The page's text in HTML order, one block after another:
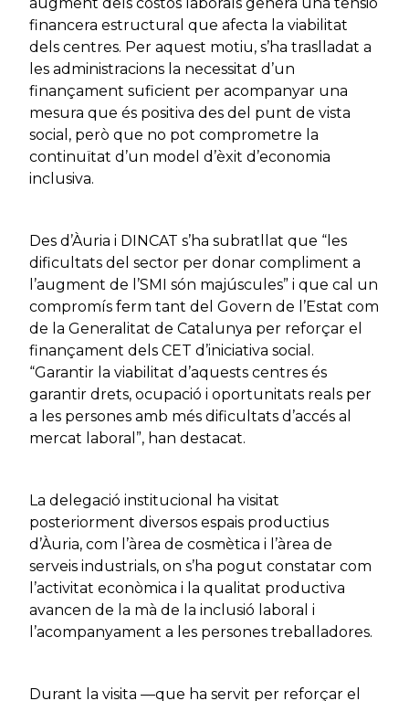
financera estructural que afecta la viabilitat
dels centres. Per aquest motiu, s’ha traslladat a
les administracions la necessitat d’un
finançament suficient per acompanyar una
mesura que és positiva des del punt de vista
social, però que no pot comprometre la
continuïtat d’un model d’èxit d’economia
inclusiva.
Des d’Àuria i DINCAT s’ha subratllat que “les
dificultats del sector per donar compliment a
l’augment de l’SMI són majúscules” i que cal un
compromís ferm tant del Govern de l’Estat com
de la Generalitat de Catalunya per reforçar el
finançament dels CET d’iniciativa social.
“Garantir la viabilitat d’aquests centres és
garantir drets, ocupació i oportunitats reals per
a les persones amb més dificultats d’accés al
mercat laboral”, han destacat.
La delegació institucional ha visitat
posteriorment diversos espais productius
d’Àuria, com l’àrea de cosmètica i l’àrea de
serveis industrials, on s’ha pogut constatar com
l’activitat econòmica i la qualitat productiva
avancen de la mà de la inclusió laboral i
l’acompanyament a les persones treballadores.
Durant la visita —que ha servit per reforçar el